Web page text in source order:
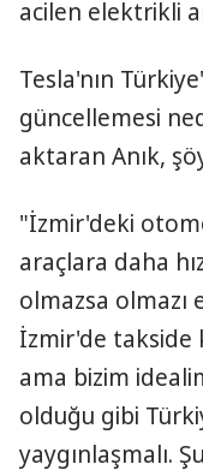
acilen elektrikli
Tesla'nın
güncellemesi
aktaran Anık,
"İzmir'deki
araçlara daha
olmazsa olmazı
İzmir'de takside
ama bizim
olduğu gibi
yaygınlaşmalı.